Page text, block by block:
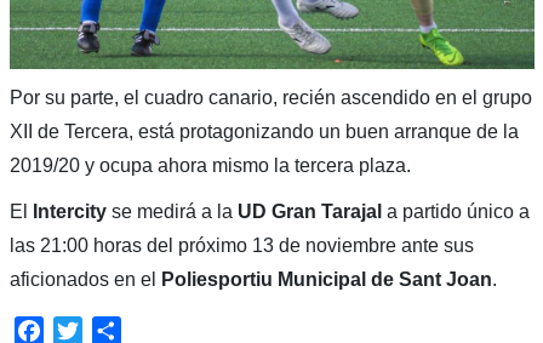
Por su parte, el cuadro canario, recién ascendido en el grupo
XII de Tercera, está protagonizando un buen arranque de la
2019/20 y ocupa ahora mismo la tercera plaza.
El Intercityse medirá a la UD Gran Tarajal a partido único a
las 21:00 horas del próximo 13 de noviembre ante sus
aficionados en el
Poliesportiu Municipal de Sant Joan.
Facebook
Twitter